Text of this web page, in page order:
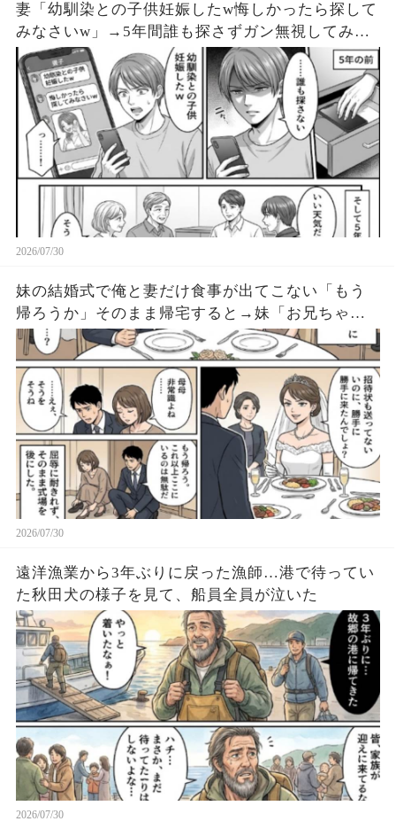
妻「幼馴染との子供妊娠したw悔しかったら探して
みなさいw」→5年間誰も探さずガン無視してみる
と…
2026/07/30
妹の結婚式で俺と妻だけ食事が出てこない「もう
帰ろうか」そのまま帰宅すると→妹「お兄ちゃん
どこにいるの！今すぐ結婚式に来て！」だが俺た
ちは…
2026/07/30
遠洋漁業から3年ぶりに戻った漁師…港で待ってい
た秋田犬の様子を見て、船員全員が泣いた
2026/07/30